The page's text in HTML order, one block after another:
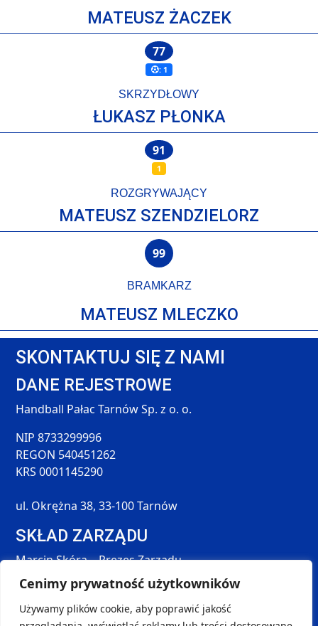
Cenimy prywatność użytkowników
Używamy plików cookie, aby poprawić jakość
MATEUSZ ŻACZEK
77
: 1
SKRZYDŁOWY
ŁUKASZ PŁONKA
91
1
ROZGRYWAJĄCY
MATEUSZ SZENDZIELORZ
99
BRAMKARZ
MATEUSZ MLECZKO
SKONTAKTUJ SIĘ Z NAMI
DANE REJESTROWE
Handball Pałac Tarnów Sp. z o. o.
NIP 8733299996
REGON 540451262
KRS 0001145290
ul. Okrężna 38, 33-100 Tarnów
SKŁAD ZARZĄDU
Marcin Skóra – Prezes Zarządu
Maciej Hołda – Członek Zarządu
Tomasz Śmieszek – Członek Zarządu